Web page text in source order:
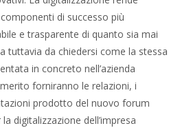
di successo più
e trasparente di quanto sia mai
tuttavia da chiedersi come la stessa
in concreto nell’azienda
forniranno le relazioni, i
prodotto del nuovo forum
digitalizzazione dell’impresa